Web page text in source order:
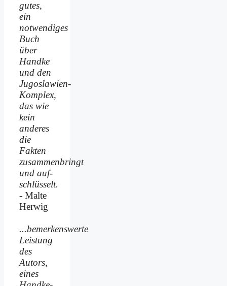
gutes,
ein
notwendiges
Buch
über
Handke
und den
Jugoslawien-
Komplex,
das wie
kein
anderes
die
Fakten
zusammenbringt
und auf­
schlüsselt.
- Malte
Herwig
...bemerkenswerte
Leistung
des
Autors,
eines